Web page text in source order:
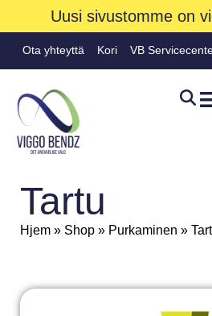
Uusi sivustomme on
Ota yhteyttä Kori VB
Tartu
Hjem » Shop » Purkaminen »